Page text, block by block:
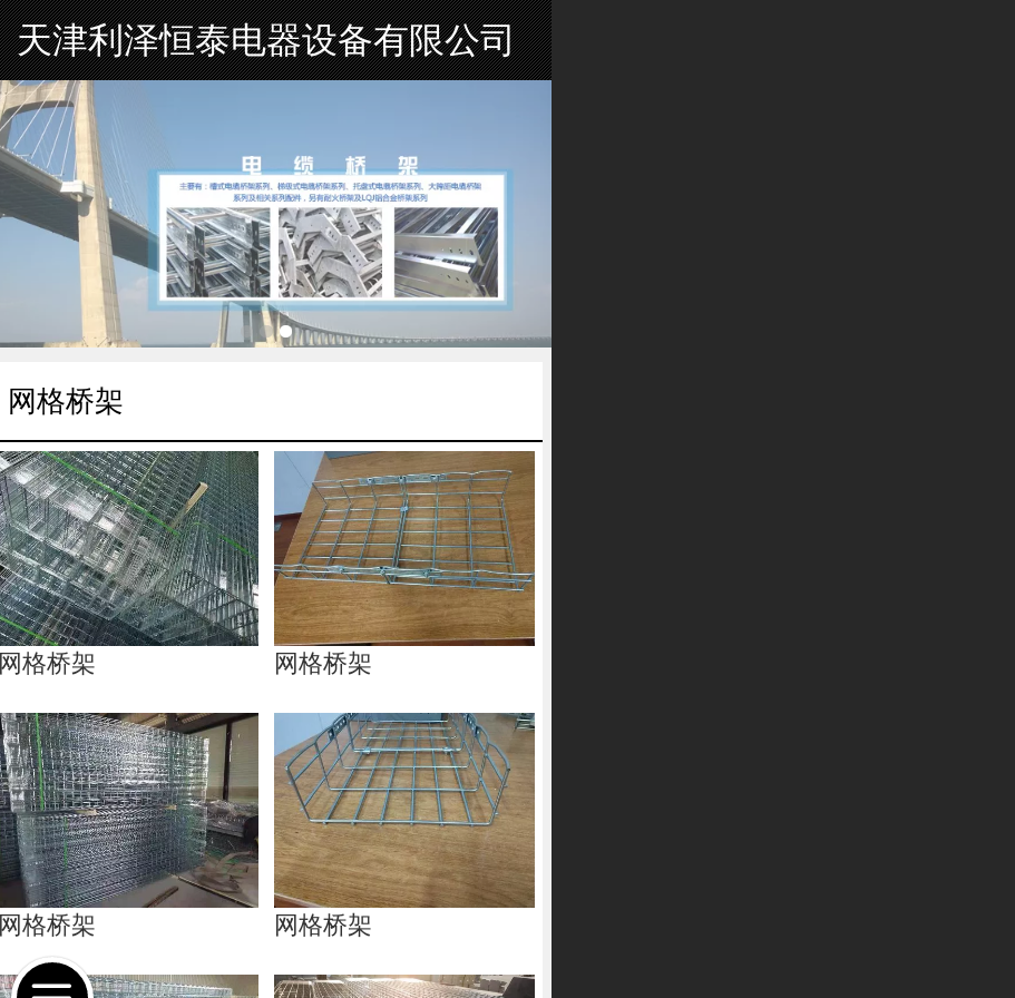
天津利泽恒泰电器设备有限公司
网格桥架
网格桥架 网格桥架
网格桥架 网格桥架